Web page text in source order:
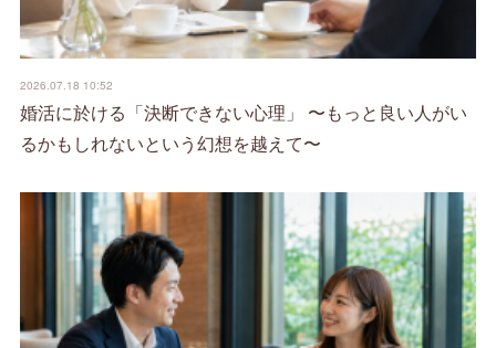
2026.07.18 10:52
婚活に於ける「決断できない心理」 〜もっと良い人がい
るかもしれないという幻想を越えて〜